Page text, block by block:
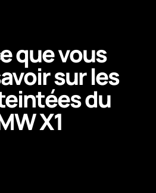
que vous
sur les
du
X1